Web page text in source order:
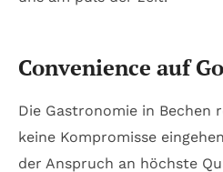
Convenience auf
Die Gastronomie in Bechen
keine Kompromisse
der Anspruch an höchste